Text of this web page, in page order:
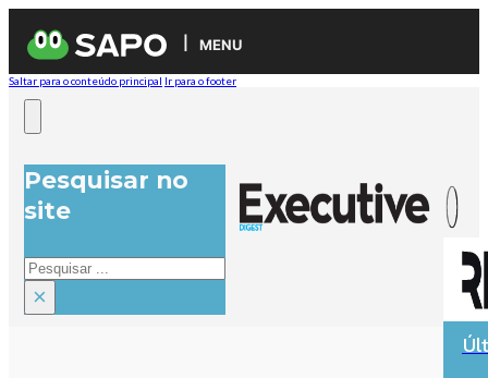
MENU
Saltar para o conteúdo principal Ir para o footer
Pesquisar no
site
Pesquisar
×